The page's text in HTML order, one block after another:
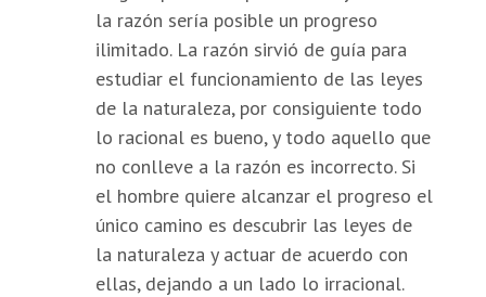
la razón sería posible un progreso
ilimitado. La razón sirvió de guía para
estudiar el funcionamiento de las leyes
de la naturaleza, por consiguiente todo
lo racional es bueno, y todo aquello que
no conlleve a la razón es incorrecto. Si
el hombre quiere alcanzar el progreso el
único camino es descubrir las leyes de
la naturaleza y actuar de acuerdo con
ellas, dejando a un lado lo irracional.